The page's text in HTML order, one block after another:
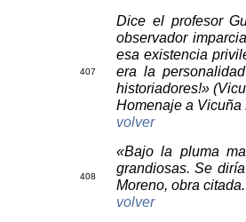
407
Dice el profesor
observador
esa existencia
era la
historiadores!»
Homenaje a Vicuña
volver
408
«Bajo la pluma
grandiosas. Se
Moreno, obra citada.
volver